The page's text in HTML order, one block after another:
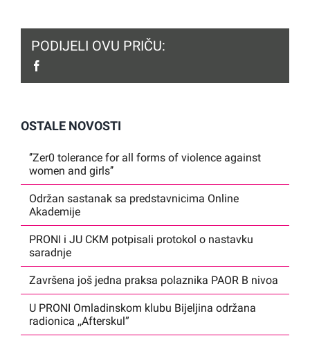
PODIJELI OVU PRIČU:
OSTALE NOVOSTI
‘’Zer0 tolerance for all forms of violence against
women and girls’’
Održan sastanak sa predstavnicima Online
Akademije
PRONI i JU CKM potpisali protokol o nastavku
saradnje
Završena još jedna praksa polaznika PAOR B nivoa
U PRONI Omladinskom klubu Bijeljina održana
radionica ,,Afterskul”